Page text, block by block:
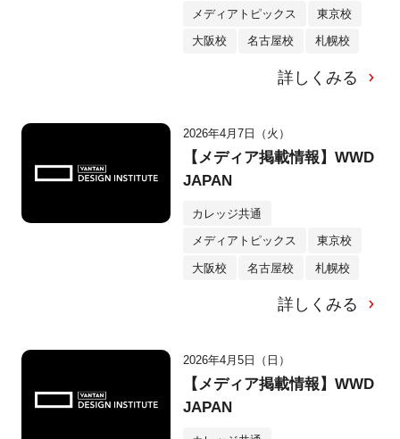
メディアトピックス 東京校
大阪校 名古屋校 札幌校
詳しくみる
2026年4月7日（火）
【メディア掲載情報】WWD
JAPAN
カレッジ共通
メディアトピックス 東京校
大阪校 名古屋校 札幌校
詳しくみる
2026年4月5日（日）
【メディア掲載情報】WWD
JAPAN